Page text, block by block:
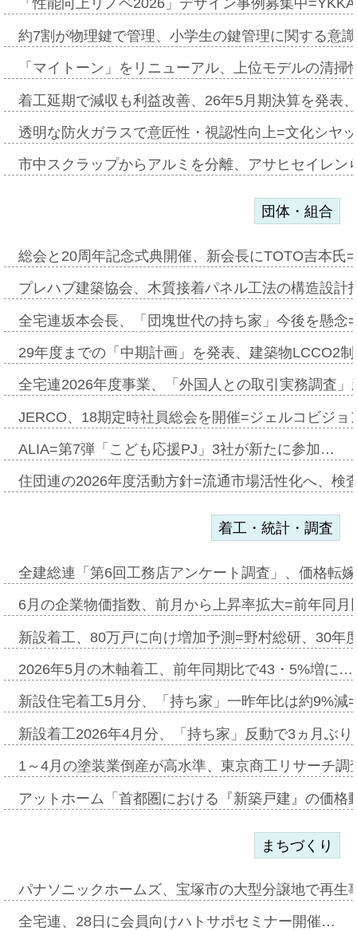
「性能向上リノベ2026」デザイン事例募集中
約7割が物理鍵で管理、小学生の鍵管理に関する意
「マイトーン」をリニューアル、上位モデルの清
着工延期で減収も利益改善、26年5月期決算を発表
透明な防火ガラスで意匠性・視認性向上=文化シヤ
市中スクラップからアルミを分離、アサヒセイレ
団体・組合
総会と20周年記念式典開催、新会長にTOTO吉本氏
プレハブ建築協会、木質接着パネル工法の構造設
全宅連坂本会長、「団塊世代の持ち家」今後を懸
29年度までの「中期計画」を発表、建築物LCCO2
全宅連2026年度事業、「外国人との取引実務調査
JERCO、18期定時社員総会を開催=ジェルコビジ
ALIA=第7弾「こども応援PJ」3社が新たに参加…
住団連の2026年度活動方針=流通市場活性化へ、検
着工・統計・調査
全建総連「第6回工務店アンケート調査」、価格転
6月の企業物価指数、前月から上昇率拡大=前年同
新設着工、80万戸に向け増加予測=野村総研、30年
2026年5月の木軸着工、前年同期比で43・5%増に…
新設住宅着工5月分、「持ち家」一昨年比は約9%
新設着工2026年4月分、「持ち家」反動で3ヵ月ぶ
1～4月の塗装業倒産が高水準、東京商工リサーチ
アットホーム「首都圏における『新築戸建』の価
まちづくり
パナソニックホームズ、宝塚市の大型分譲地で再
全宅連、28日に会員向けハトサポセミナー開催…